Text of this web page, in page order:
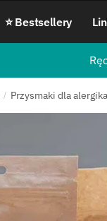
⭐ Bestsellery
/ Przysmaki dla